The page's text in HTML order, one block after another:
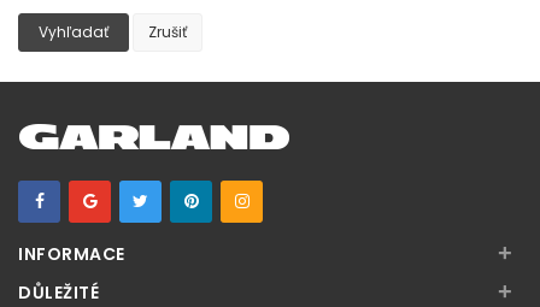
Vyhľadať Zrušiť
INFORMACE +
DŮLEŽITÉ +